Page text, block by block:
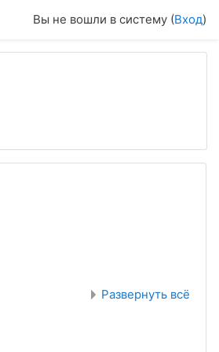
Вы не вошли в систему (Вход)
Развернуть всё